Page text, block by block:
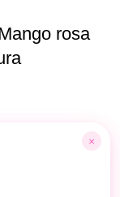
rosa
×